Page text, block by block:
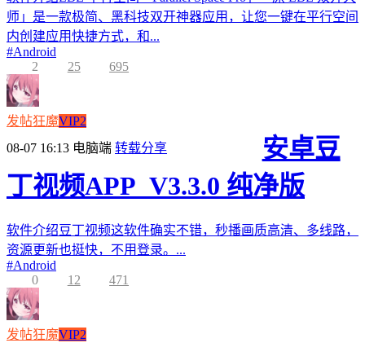
师」是一款极简、黑科技双开神器应用，让您一键在平行空间
内创建应用快捷方式，和...
#Android
2
25 695
发帖狂魔VIP2
08-07 16:13 电脑端 转载分享
安卓豆
丁视频APP_V3.3.0 纯净版
软件介绍豆丁视频这软件确实不错，秒播画质高清、多线路，
资源更新也挺快，不用登录。...
#Android
0
12 471
发帖狂魔VIP2